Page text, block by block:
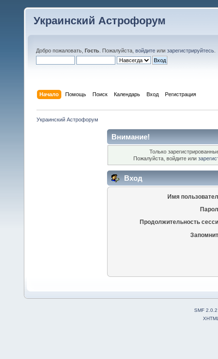
Украинский Астрофорум
Добро пожаловать, Гость . Пожалуйста, войдите или зарегистрируйтесь
Начало Помощь Поиск Календарь Вход Регистрация
Украинский Астрофорум
Внимание!
Только
Пожалуйста, войдите или
Вход
Имя
Продолжительность
SMF 2.0.2